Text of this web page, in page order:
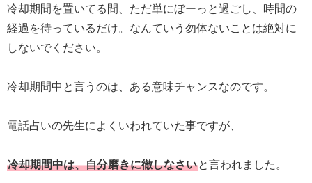
冷却期間を置いてる間、ただ単にぼーっと過ごし、時間の
経過を待っているだけ。なんていう勿体ないことは絶対に
しないでください。
冷却期間中と言うのは、ある意味チャンスなのです。
電話占いの先生によくいわれていた事ですが、
冷却期間中は、自分磨きに徹しなさいと言われました。